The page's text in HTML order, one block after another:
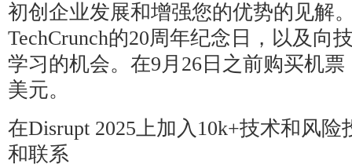
初创企业发展和增强您的优势的见解
TechCrunch的20周年纪念日，以及向
学习的机会。在9月26日之前购买机票
美元。
在Disrupt 2025上加入10k+技术和风
和联系